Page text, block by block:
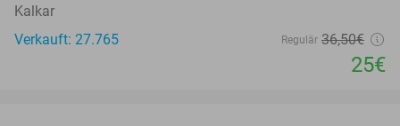
Kalkar
Verkauft: 27.765
Regulär 36,50€
25€